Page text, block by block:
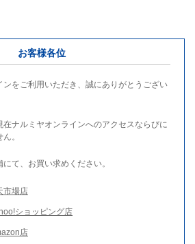
お客様各位
ンをご利用いただき、誠にありがとうござい
在ナルミヤオンラインへのアクセスならびに
。
て、お買い求めください。
市場店
ショッピング店
店